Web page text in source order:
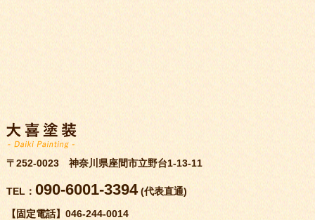
〒252-0023 神奈川県座間市立野台1-13-11
TEL： 090-6001-3394(代表直通)
【固定電話】 046-244-0014